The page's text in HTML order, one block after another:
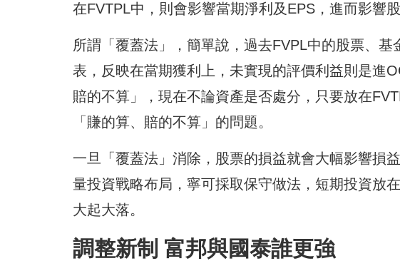
在FVTPL中，則會影響當期淨利及EPS，進而影響股
所謂「覆蓋法」，簡單說，過去FVPL中的股票、
表，反映在當期獲利上，未實現的評價利益則是進
賠的不算」，現在不論資產是否處分，只要放在
「賺的算、賠的不算」的問題。
一旦「覆蓋法」消除，股票的損益就會大幅影響損
量投資戰略布局，寧可採取保守做法，短期投資放
大起大落。
調整新制 富邦與國泰誰更強